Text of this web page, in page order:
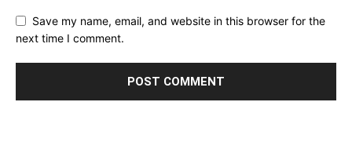
Save my name, email, and website in this browser for the
next time I comment.